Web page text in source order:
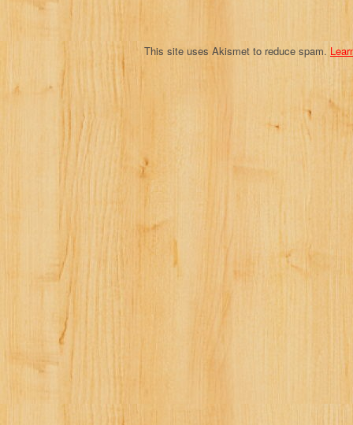
This site uses Akismet to reduce spam.